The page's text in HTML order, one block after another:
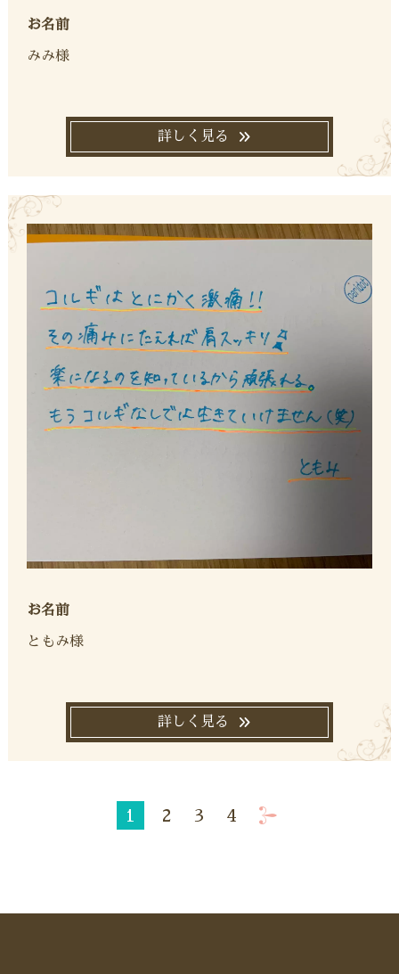
お名前
みみ様
詳しく見る
お名前
ともみ様
詳しく見る
1 2 3 4